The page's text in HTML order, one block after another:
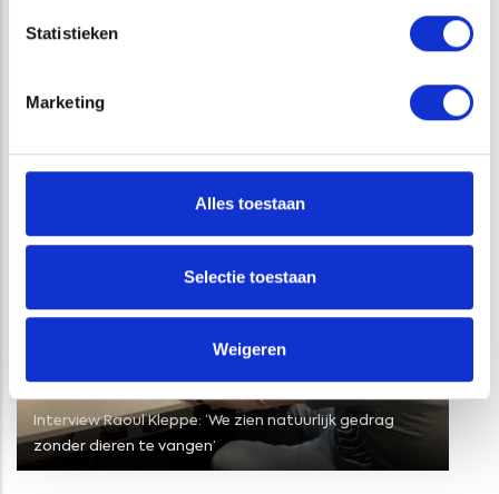
Statistieken
Marketing
Alles toestaan
Selectie toestaan
Weigeren
proces rondom de waterhuishouding kan door ons worden
uitgevoerd.
Interview Raoul Kleppe: ‘We zien natuurlijk gedrag
zonder dieren te vangen’